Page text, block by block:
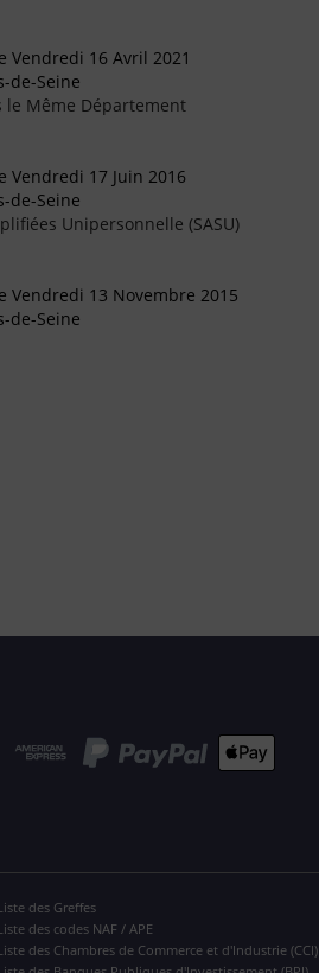
Vendredi 16 Avril 2021
de-Seine
le Même Département
Vendredi 17 Juin 2016
de-Seine
Unipersonnelle (SASU)
Vendredi 13 Novembre 2015
de-Seine
des Greffes
des codes NAF / APE
des Chambres de Commerce et d'Industrie (CCI)